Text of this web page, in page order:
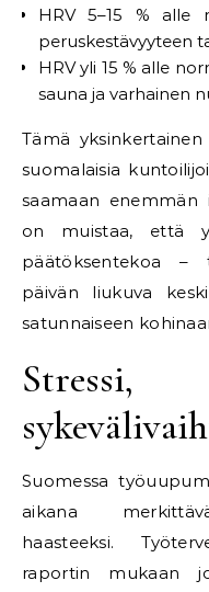
HRV 5–15 % alle
peruskestävyyteen
HRV yli 15 % alle
sauna ja varhainen
Tämä
suomalaisia
saamaan enemmän
on muistaa, että
päätöksentekoa –
päivän liukuva
satunnaiseen
Suomessa
aikana
haasteeksi.
raportin mukaan